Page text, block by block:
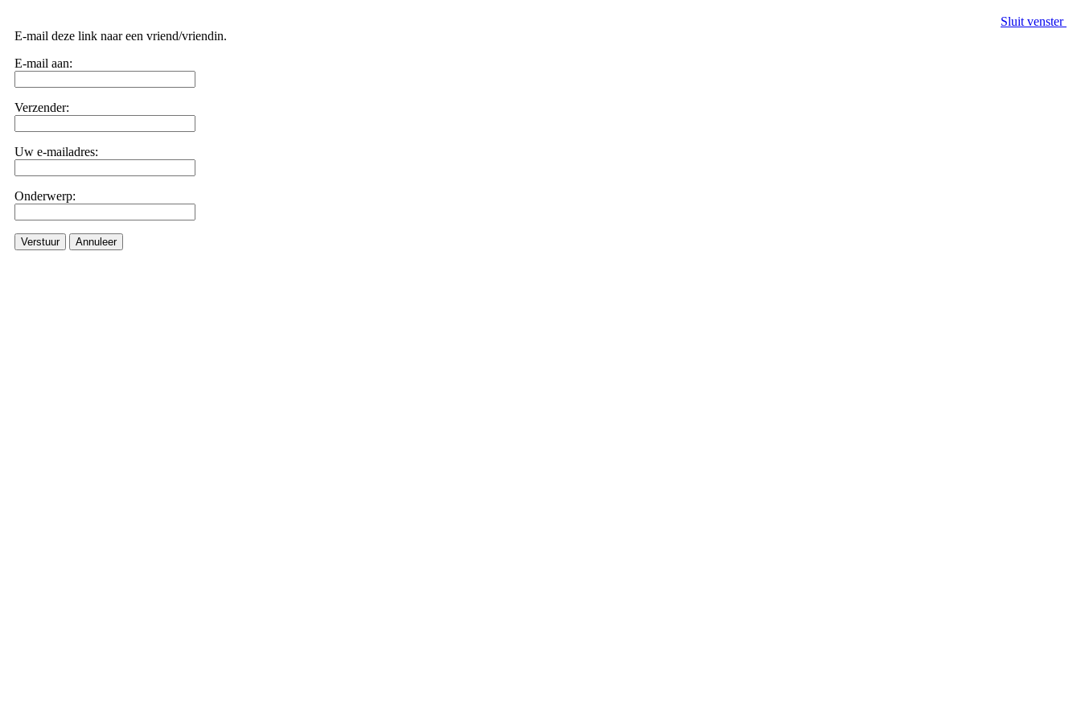
Sluit venster
E-mail deze link naar een vriend/vriendin.
E-mail aan:
Verzender:
Uw e-mailadres:
Onderwerp:
Verstuur Annuleer